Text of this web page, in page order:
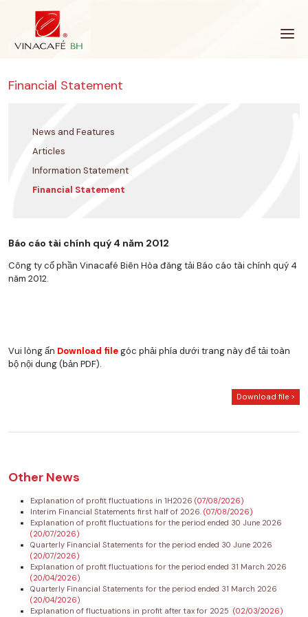
Financial Statement
News and Features
Articles
Information Statement
Financial Statement
Báo cáo tài chính quý 4 năm 2012
Công ty cổ phần Vinacafé Biên Hòa đăng tải Báo cáo tài chính quý 4
năm 2012.
Vui lòng ấn Download filegóc phải phía dưới trang này để tải toàn
bộ nội dung (bản PDF).
Download file >
Other News
Explanation of profit fluctuations in 1H2026 (07/08/2026)
Interim Financial Statements first half of 2026. (07/08/2026)
Explanation of profit fluctuations for the period ended 30 June 2026
(20/07/2026)
Quarterly Financial Statements for the period ended 30 June 2026
(20/07/2026)
Explanation of profit fluctuations for the period ended 31 March 2026
(20/04/2026)
Quarterly Financial Statements for the period ended 31 March 2026
(20/04/2026)
Explanation of fluctuations in profit after tax for 2025 (02/03/2026)